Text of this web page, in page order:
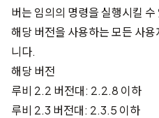
버는 임의의 명령을 실행시킬 수
해당 버전을 사용하는 모든 사
니다.
해당 버전
루비 2.2 버전대: 2.2.8 이하
루비 2.3 버전대: 2.3.5 이하